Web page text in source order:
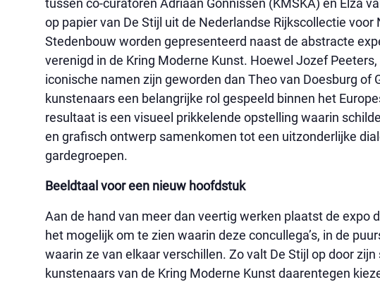
tussen co-curatoren Adriaan Gonnissen (KMSKA) en Elza
op papier van De Stijl uit de Nederlandse Rijkscollectie
Stedenbouw worden gepresenteerd naast de abstracte
verenigd in de Kring Moderne Kunst. Hoewel Jozef
iconische namen zijn geworden dan Theo van Doesburg of
kunstenaars een belangrijke rol gespeeld binnen het
resultaat is een visueel prikkelende opstelling waarin
en grafisch ontwerp samenkomen tot een uitzonderlijke
gardegroepen.
Beeldtaal voor een nieuw hoofdstuk
Aan de hand van meer dan veertig werken plaatst de expo
het mogelijk om te zien waarin deze concullega’s, in de
waarin ze van elkaar verschillen. Zo valt De Stijl op door
kunstenaars van de Kring Moderne Kunst daarentegen